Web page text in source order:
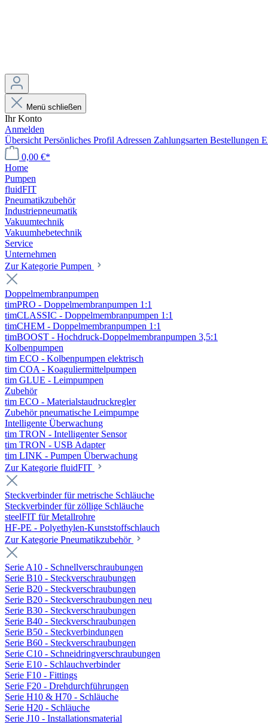
Menü schließen
Ihr Konto
Anmelden
Übersicht Persönliches Profil Adressen Zahlungsarten Bestellungen
0,00 €*
Home
Pumpen
fluidFIT
Pneumatikzubehör
Industriepneumatik
Vakuumtechnik
Vakuumhebetechnik
Service
Unternehmen
Zur Kategorie Pumpen
Doppelmembranpumpen
timPRO - Doppelmembranpumpen 1:1
timCLASSIC - Doppelmembranpumpen 1:1
timCHEM - Doppelmembranpumpen 1:1
timBOOST - Hochdruck-Doppelmembranpumpen 3,5:1
Kolbenpumpen
tim ECO - Kolbenpumpen elektrisch
tim COA - Koaguliermittelpumpen
tim GLUE - Leimpumpen
Zubehör
tim ECO - Materialstaudruckregler
Zubehör pneumatische Leimpumpe
Intelligente Überwachung
tim TRON - Intelligenter Sensor
tim TRON - USB Adapter
tim LINK - Pumpen Überwachung
Zur Kategorie fluidFIT
Steckverbinder für metrische Schläuche
Steckverbinder für zöllige Schläuche
steelFIT für Metallrohre
HF-PE - Polyethylen-Kunststoffschlauch
Zur Kategorie Pneumatikzubehör
Serie A10 - Schnellverschraubungen
Serie B10 - Steckverschraubungen
Serie B20 - Steckverschraubungen
Serie B20 - Steckverschraubungen neu
Serie B30 - Steckverschraubungen
Serie B40 - Steckverschraubungen
Serie B50 - Steckverbindungen
Serie B60 - Steckverschraubungen
Serie C10 - Schneidringverschraubungen
Serie E10 - Schlauchverbinder
Serie F10 - Fittings
Serie F20 - Drehdurchführungen
Serie H10 & H70 - Schläuche
Serie H20 - Schläuche
Serie J10 - Installationsmaterial